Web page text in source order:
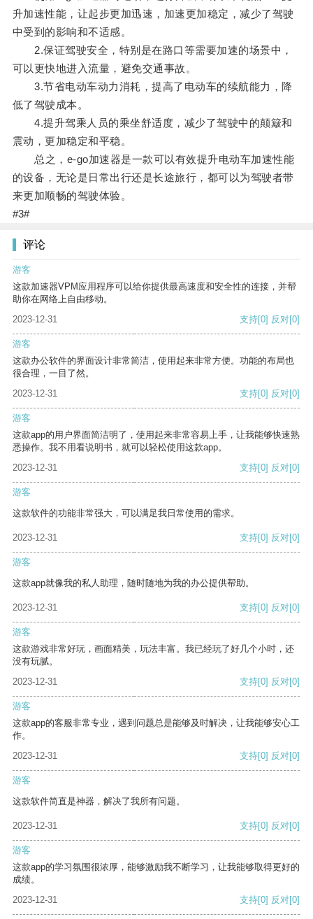
升加速性能，让起步更加迅速，加速更加稳定，减少了驾驶
中受到的影响和不适感。
2.保证驾驶安全，特别是在路口等需要加速的场景中，
可以更快地进入流量，避免交通事故。
3.节省电动车动力消耗，提高了电动车的续航能力，降
低了驾驶成本。
4.提升驾乘人员的乘坐舒适度，减少了驾驶中的颠簸和
震动，更加稳定和平稳。
总之，e-go加速器是一款可以有效提升电动车加速性能
的设备，无论是日常出行还是长途旅行，都可以为驾驶者带
来更加顺畅的驾驶体验。
#3#
评论
游客
这款加速器VPM应用程序可以给你提供最高速度和安全性的连接，并帮
助你在网络上自由移动。
2023-12-31
支持[0] 反对[0]
游客
这款办公软件的界面设计非常简洁，使用起来非常方便。功能的布局也
很合理，一目了然。
2023-12-31
支持[0] 反对[0]
游客
这款app的用户界面简洁明了，使用起来非常容易上手，让我能够快速熟
悉操作。我不用看说明书，就可以轻松使用这款app。
2023-12-31
支持[0] 反对[0]
游客
这款软件的功能非常强大，可以满足我日常使用的需求。
2023-12-31 支持[0] 反对[0]
游客
这款app就像我的私人助理，随时随地为我的办公提供帮助。
2023-12-31 支持[0] 反对[0]
游客
这款游戏非常好玩，画面精美，玩法丰富。我已经玩了好几个小时，还
没有玩腻。
2023-12-31
支持[0] 反对[0]
游客
这款app的客服非常专业，遇到问题总是能够及时解决，让我能够安心工
作。
2023-12-31
支持[0] 反对[0]
游客
这款软件简直是神器，解决了我所有问题。
2023-12-31 支持[0] 反对[0]
游客
这款app的学习氛围很浓厚，能够激励我不断学习，让我能够取得更好的
成绩。
2023-12-31
支持[0] 反对[0]